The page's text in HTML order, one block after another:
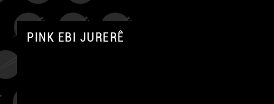
PINK EBI JURERÊ